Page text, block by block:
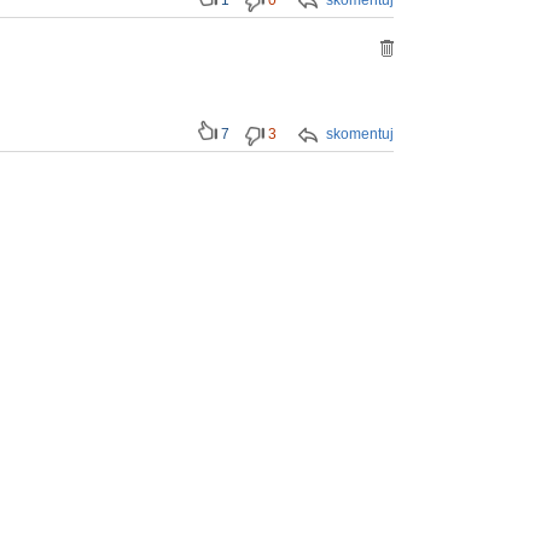
skomentuj
7 3